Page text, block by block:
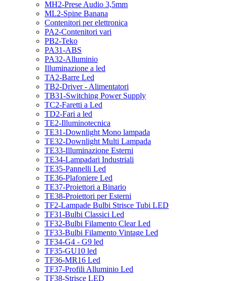
MH2-Prese Audio 3,5mm
ML2-Spine Banana
Contenitori per elettronica
PA2-Contenitori vari
PB2-Teko
PA31-ABS
PA32-Alluminio
Illuminazione a led
TA2-Barre Led
TB2-Driver - Alimentatori
TB31-Switching Power Supply
TC2-Faretti a Led
TD2-Fari a led
TE2-Illuminotecnica
TE31-Downlight Mono lampada
TE32-Downlight Multi Lampada
TE33-Illuminazione Esterni
TE34-Lampadari Industriali
TE35-Pannelli Led
TE36-Plafoniere Led
TE37-Proiettori a Binario
TE38-Proiettori per Esterni
TF2-Lampade Bulbi Strisce Tubi LED
TF31-Bulbi Classici Led
TF32-Bulbi Filamento Clear Led
TF33-Bulbi Filamento Vintage Led
TF34-G4 - G9 led
TF35-GU10 led
TF36-MR16 Led
TF37-Profili Alluminio Led
TF38-Strisce LED